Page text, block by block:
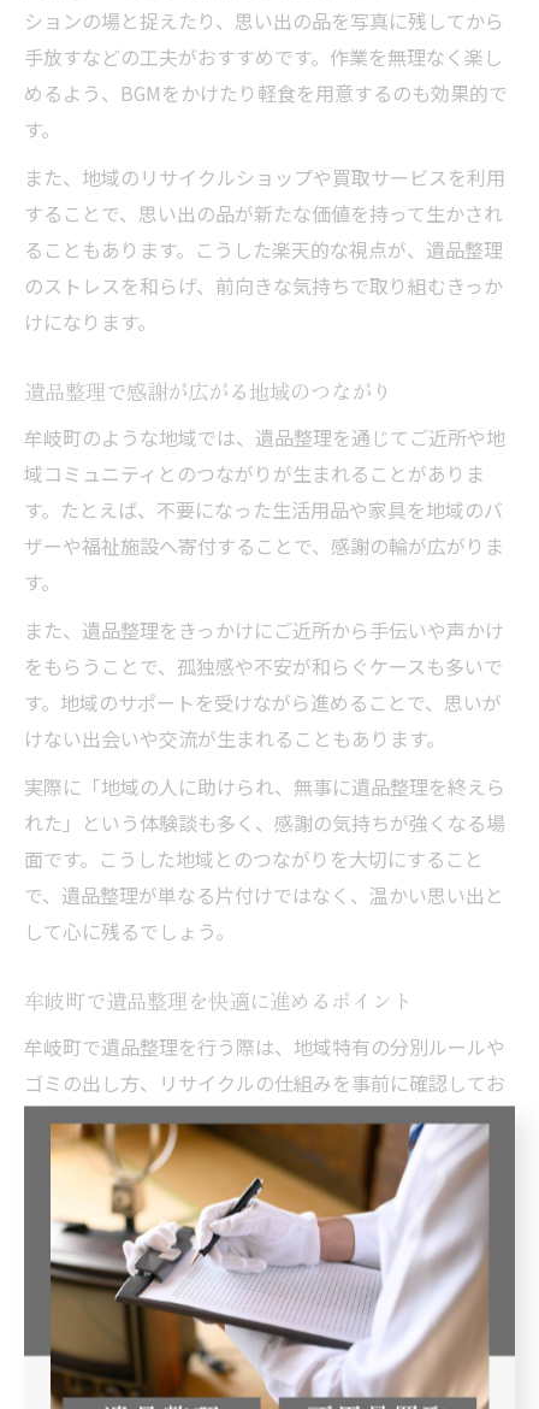
ションの場と捉えたり、思い出の品を写真に残してから
手放すなどの工夫がおすすめです。作業を無理なく楽し
めるよう、BGMをかけたり軽食を用意するのも効果的で
す。
また、地域のリサイクルショップや買取サービスを利用
することで、思い出の品が新たな価値を持って生かされ
ることもあります。こうした楽天的な視点が、遺品整理
のストレスを和らげ、前向きな気持ちで取り組むきっか
けになります。
遺品整理で感謝が広がる地域のつながり
牟岐町のような地域では、遺品整理を通じてご近所や地
域コミュニティとのつながりが生まれることがありま
す。たとえば、不要になった生活用品や家具を地域のバ
ザーや福祉施設へ寄付することで、感謝の輪が広がりま
す。
また、遺品整理をきっかけにご近所から手伝いや声かけ
をもらうことで、孤独感や不安が和らぐケースも多いで
す。地域のサポートを受けながら進めることで、思いが
けない出会いや交流が生まれることもあります。
実際に「地域の人に助けられ、無事に遺品整理を終えら
れた」という体験談も多く、感謝の気持ちが強くなる場
面です。こうした地域とのつながりを大切にすること
で、遺品整理が単なる片付けではなく、温かい思い出と
して心に残るでしょう。
牟岐町で遺品整理を快適に進めるポイント
牟岐町で遺品整理を行う際は、地域特有の分別ルールや
ゴミの出し方、リサイクルの仕組みを事前に確認してお
くことが重要です。自治体のホームページや役場で最新
情報を入手し、スムーズな作業計画を立てましょう。
また、遺品整理業者に相談する際は、地元での実績や口
コミ、サービス内容をしっかり比較することが快適に進
めるコツです。見積もりや仕分けの相談は無料で受け付
けている業者も多く、複数社から話を聞くことで安心感
が高まります。
無理をせず、家族や地域の協力を得ながら段階的に進め